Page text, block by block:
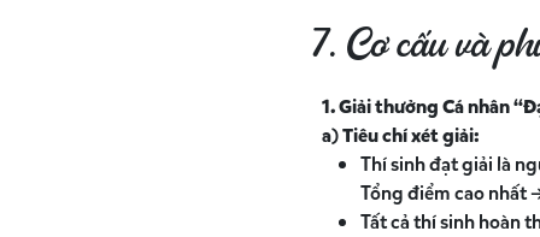
7. Cơ cấu và
1. Giải thưởng Cá nhân
a) Tiêu chí xét giải:
Thí sinh đạt giải là
Tổng điểm cao nhất
Tất cả thí sinh hoàn